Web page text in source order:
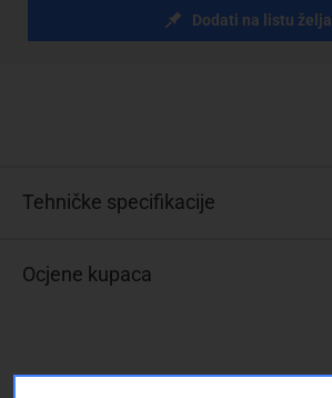
Dodati na listu želja
Tehničke specifikacije
Ocjene kupaca